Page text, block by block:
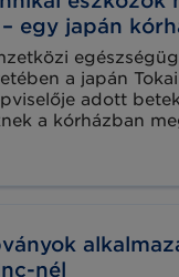
egy japán
a japán
adott
a kórházban
eszközök
Összefoglaltuk az
nél